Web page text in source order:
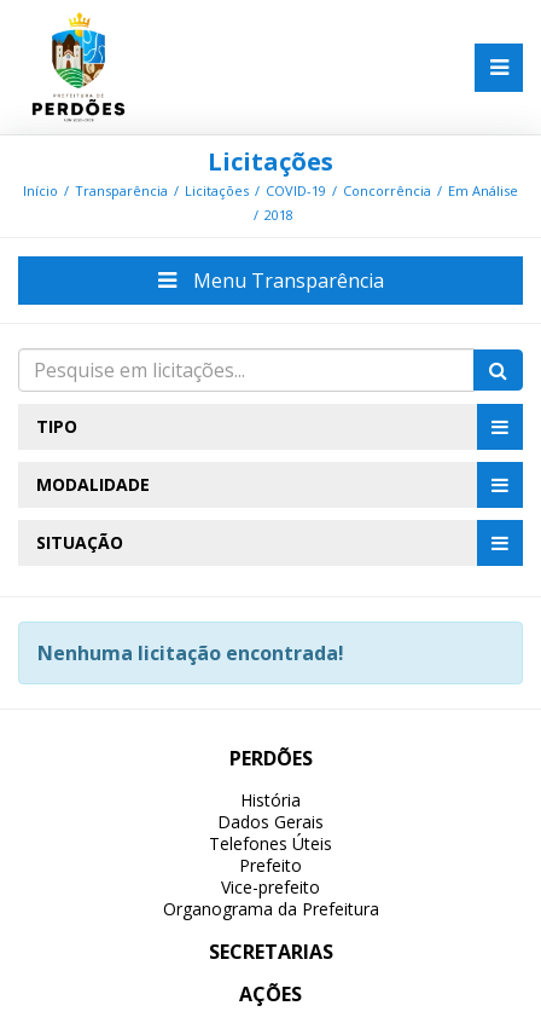
Licitações
Início Transparência Licitações COVID-19 Concorrência
Em Análise
2018
Menu Transparência
TIPO
MODALIDADE
SITUAÇÃO
Nenhuma licitação encontrada!
PERDÕES
História
Dados Gerais
Telefones Úteis
Prefeito
Vice-prefeito
Organograma da Prefeitura
SECRETARIAS
AÇÕES